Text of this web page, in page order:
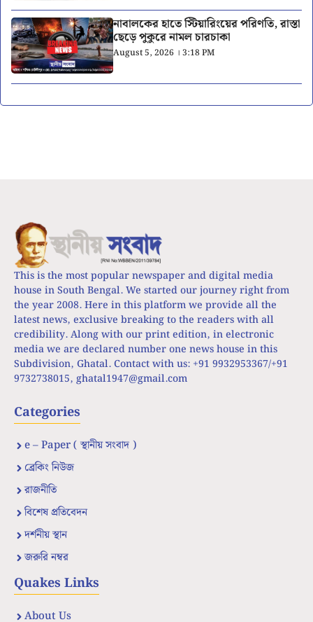
নাবালকের হাতে স্টিয়ারিংয়ের পরিণতি, রাস্তা
ছেড়ে পুকুরে নামল চারচাকা
August 5, 2026 । 3:18 PM
This is the most popular newspaper and digital media
house in South Bengal. We started our journey right from
the year 2008. Here in this platform we provide all the
latest news, exclusive breaking to the readers with all
credibility. Along with our print edition, in electronic
media we are declared number one news house in this
Subdivision, Ghatal. Contact with us: +91 9932953367/+91
9732738015, ghatal1947@gmail.com
Categories
e – Paper ( স্থানীয় সংবাদ )
ব্রেকিং নিউজ
রাজনীতি
বিশেষ প্রতিবেদন
দর্শনীয় স্থান
জরুরি নম্বর
Quakes Links
About Us